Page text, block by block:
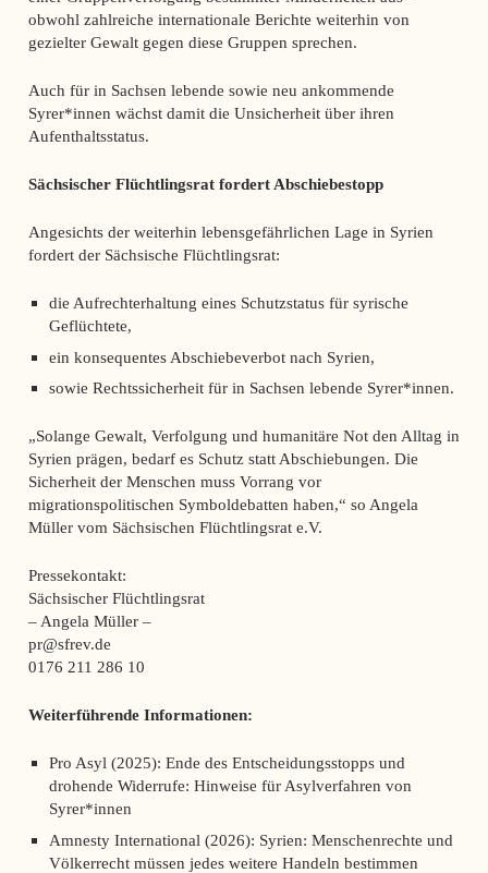
obwohl zahlreiche internationale Berichte weiterhin von
gezielter Gewalt gegen diese Gruppen sprechen.
Auch für in Sachsen lebende sowie neu ankommende
Syrer*innen wächst damit die Unsicherheit über ihren
Aufenthaltsstatus.
Sächsischer Flüchtlingsrat fordert Abschiebestopp
Angesichts der weiterhin lebensgefährlichen Lage in Syrien
fordert der Sächsische Flüchtlingsrat:
die Aufrechterhaltung eines Schutzstatus für syrische
Geflüchtete,
ein konsequentes Abschiebeverbot nach Syrien,
sowie Rechtssicherheit für in Sachsen lebende Syrer*innen.
„Solange Gewalt, Verfolgung und humanitäre Not den Alltag in
Syrien prägen, bedarf es Schutz statt Abschiebungen. Die
Sicherheit der Menschen muss Vorrang vor
migrationspolitischen Symboldebatten haben,“ so Angela
Müller vom Sächsischen Flüchtlingsrat e.V.
Pressekontakt:
Sächsischer Flüchtlingsrat
– Angela Müller –
pr@sfrev.de
0176 211 286 10
Weiterführende Informationen:
Pro Asyl (2025): Ende des Entscheidungsstopps und
drohende Widerrufe: Hinweise für Asylverfahren von
Syrer*innen
Amnesty International (2026): Syrien: Menschenrechte und
Völkerrecht müssen jedes weitere Handeln bestimmen